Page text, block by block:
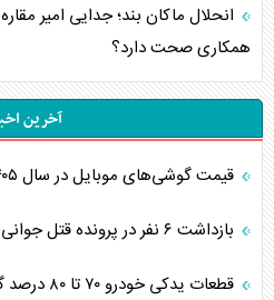
انحلال ماکان بند؛ جدایی امیر
همکاری صحت دارد؟
آخرین
قیمت گوشی‌های موبایل در سال ۱۴۰۵ چقدر گران شد؟
بازداشت ۶ نفر در پرونده قتل جوانی در ستارخان
قطعات یدکی خودرو ۷۰ تا ۸۰ درصد گران شد